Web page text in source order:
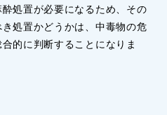
処置が必要になるため、その
処置かどうかは、中毒物の危
的に判断することになりま